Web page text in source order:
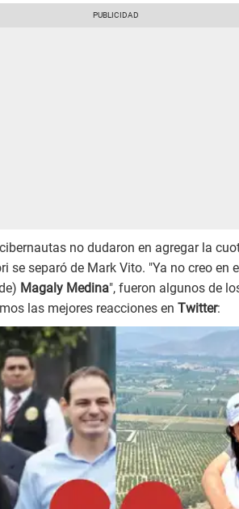
no dudaron en agregar la
se separó de Mark Vito. "Ya no creo en
Magaly Medina", fueron algunos de
las mejores reacciones en Twitter: